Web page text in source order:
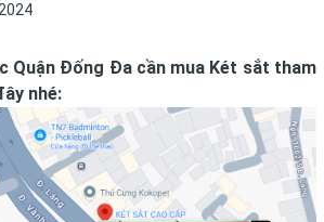
Quận Đống Đa cần mua Két sắt tham
nhé: